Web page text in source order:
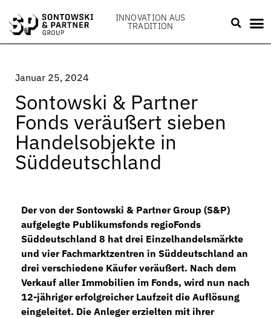
INNOVATION AUS
TRADITION
Januar 25, 2024
Sontowski & Partner
Fonds veräußert sieben
Handelsobjekte in
Süddeutschland
Der von der Sontowski & Partner Group (S&P)
aufgelegte Publikumsfonds regioFonds
Süddeutschland 8 hat drei Einzelhandelsmärkte
und vier Fachmarktzentren in Süddeutschland an
drei verschiedene Käufer veräußert. Nach dem
Verkauf aller Immobilien im Fonds, wird nun nach
12-jähriger erfolgreicher Laufzeit die Auflösung
eingeleitet. Die Anleger erzielten mit ihrer